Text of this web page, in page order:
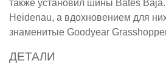
также установил шины Bates
Heidenau, а вдохновением для
знаменитые Goodyear
ДЕТАЛИ